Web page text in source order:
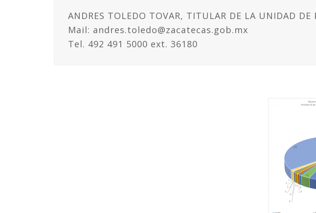
ANDRES TOLEDO TOVAR, TITULAR DE LA UNIDAD DE
Mail: andres.toledo@zacatecas.gob.mx
Tel. 492 491 5000 ext. 36180